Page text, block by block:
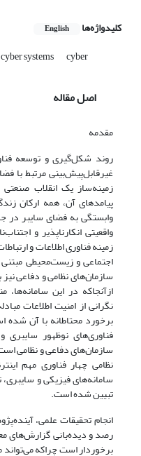
کلیدواژه‌ها English
systems cyber
اصل مقاله
مقدمه
روند شکل‌گیری و توسعه
غیرقابل‌پیش‌بینی مرتبط با
زمینه‌ساز یک انقلاب
پیامدهای آن، همه ارکان
وابستگی به فضای سایبر در
واقعیتی انکارناپذیر و
زمینه فناوری اطلاعات و
اجتماعی و زیست‌محیطی
سازمان‌های نظامی و دفاعی
ازآنجاکه در این
نگرانی از امنیت اطلاعات
برخورد محتاطانه با آن
فناوری‌های نوظهور سایبری
سازمان‌های دفاعی و نظامی
نظامی چهار فناوری مهم
سامانه‌های فیزیکی و
تبیین شده است.
انجام تحقیقات علمی،
رصد و دیده‌بانی گزارش‌های
برخوردار است چراکه